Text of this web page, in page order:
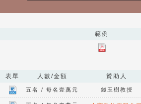
範例
表單 人數/金額 贊助人
五名 / 每名壹萬元 錢玉樹教授